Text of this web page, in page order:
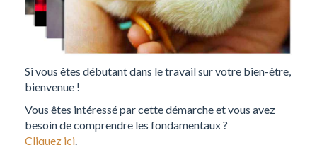
Si vous êtes débutant dans le travail sur votre bien-être,
bienvenue !
Vous êtes intéressé par cette démarche et vous avez
besoin de comprendre les fondamentaux ?
Cliquez ici.